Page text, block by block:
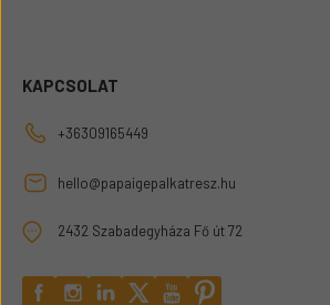
KAPCSOLAT
+36309165449
hello@papaigepalkatresz.hu
2432 Szabadegyháza Fő út 72